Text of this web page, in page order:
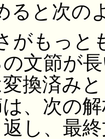
ると次の
がもっと
文節が
換済み
、次の
し、最